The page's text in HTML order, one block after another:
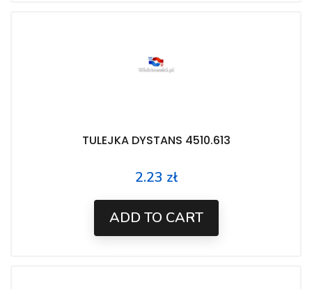
TULEJKA DYSTANS 4510.613
Price
2.23 zł
ADD TO CART